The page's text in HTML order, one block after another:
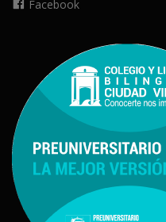
Facebook